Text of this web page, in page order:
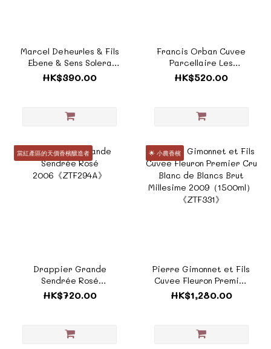
Marcel Deheurles & Fils
Ebene & Sens Solera
Champagne《ZTF280》
HK$390.00
Francis Orban Cuvee
Parcellaire Les
Malaquais Champagne
2020《TF361》
HK$520.00
當紅產區的天價香檳釀造者
Drappier Grande
Sendrée Rosé
2006《ZTF294A》
HK$720.00
🌟 小農香檳
Pierre Gimonnet et Fils
Cuvee Fleuron Premier
Cru Blanc de Blancs
Brut Millesime
HK$1,280.00